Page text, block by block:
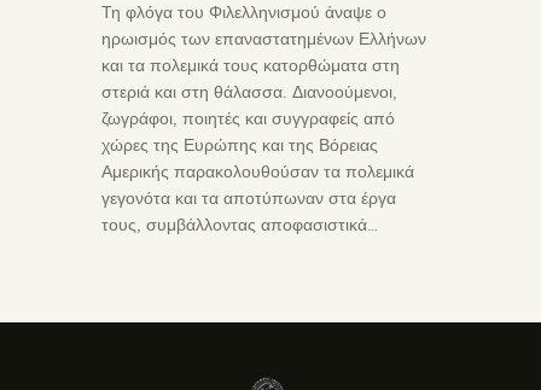
Τη φλόγα του Φιλελληνισμού άναψε ο
ηρωισμός των επαναστατημένων Ελλήνων
και τα πολεμικά τους κατορθώματα στη
στεριά και στη θάλασσα. Διανοούμενοι,
ζωγράφοι, ποιητές και συγγραφείς από
χώρες της Ευρώπης και της Βόρειας
Αμερικής παρακολουθούσαν τα πολεμικά
γεγονότα και τα αποτύπωναν στα έργα
τους, συμβάλλοντας αποφασιστικά…